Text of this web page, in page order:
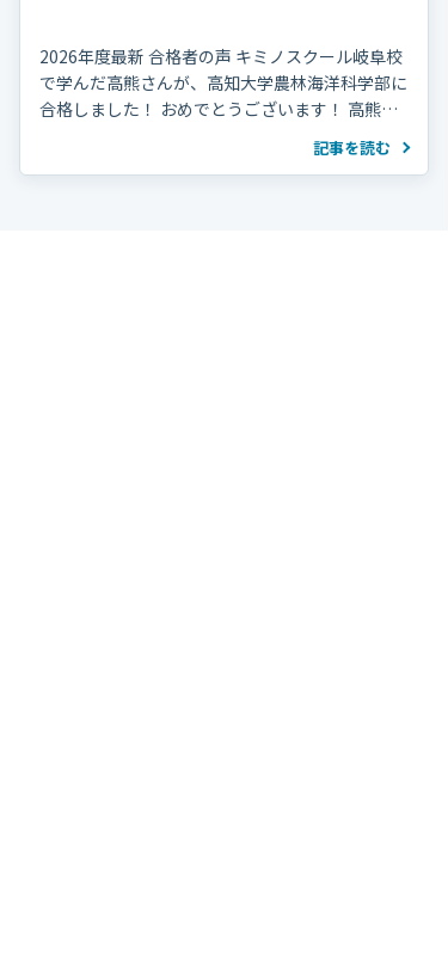
2026年度最新 合格者の声 キミノスクール岐阜校
で学んだ高熊さんが、高知大学農林海洋科学部に
合格しました！ おめでとうございます！ 高熊さ
んは高校2年の夏、学年314人中300位で、勉強習
慣がほぼ無い状態から受験勉強を […]
記事を読む